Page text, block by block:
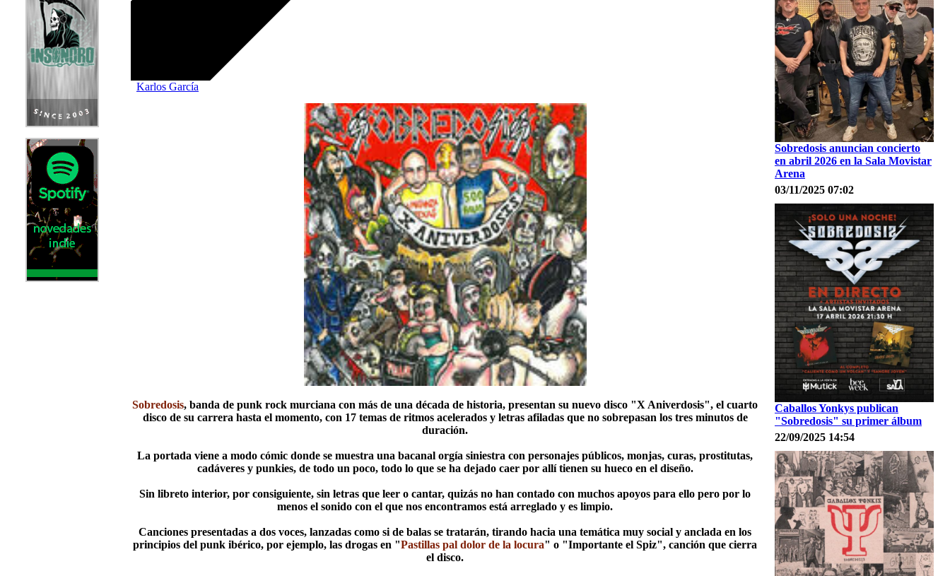
Karlos García
Sobredosis, banda de punk rock murciana con más de una década de historia, presentan su nuevo disco "X Aniverdosis", el cuarto
disco de su carrera hasta el momento, con 17 temas de ritmos acelerados y letras afiladas que no sobrepasan los tres minutos de
duración.
La portada viene a modo cómic donde se muestra una bacanal orgía siniestra con personajes públicos, monjas, curas, prostitutas,
cadáveres y punkies, de todo un poco, todo lo que se ha dejado caer por allí tienen su hueco en el diseño.
Sin libreto interior, por consiguiente, sin letras que leer o cantar, quizás no han contado con muchos apoyos para ello pero por lo
menos el sonido con el que nos encontramos está arreglado y es limpio.
Canciones presentadas a dos voces, lanzadas como si de balas se tratarán, tirando hacia una temática muy social y anclada en los
principios del punk ibérico, por ejemplo, las drogas en "Pastillas pal dolor de la locura" o "Importante el Spiz", canción que cierra
el disco.
Sobredosis anuncian concierto
en abril 2026 en la Sala Movistar
Arena
03/11/2025 07:02
Caballos Yonkys publican
"Sobredosis" su primer álbum
22/09/2025 14:54